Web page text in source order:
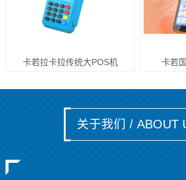
卡若拉卡拉传统大POS机 卡若
关于我们 / ABOUT